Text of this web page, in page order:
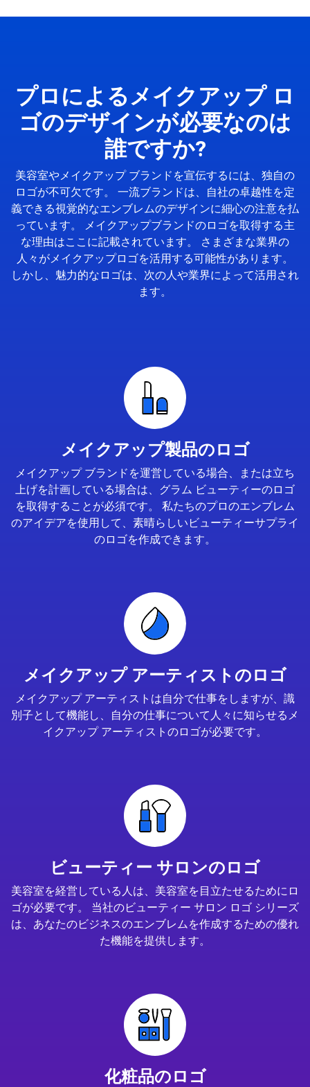
プロによるメイクアップ ロ
ゴのデザインが必要なのは
誰ですか?
美容室やメイクアップ ブランドを宣伝するには、独自の
ロゴが不可欠です。 一流ブランドは、自社の卓越性を定
義できる視覚的なエンブレムのデザインに細心の注意を払
っています。 メイクアップブランドのロゴを取得する主
な理由はここに記載されています。 さまざまな業界の
人々がメイクアップロゴを活用する可能性があります。
しかし、魅力的なロゴは、次の人や業界によって活用され
ます。
メイクアップ製品のロゴ
メイクアップ ブランドを運営している場合、または立ち
上げを計画している場合は、グラム ビューティーのロゴ
を取得することが必須です。 私たちのプロのエンブレム
のアイデアを使用して、素晴らしいビューティーサプライ
のロゴを作成できます。
メイクアップ アーティストのロゴ
メイクアップ アーティストは自分で仕事をしますが、識
別子として機能し、自分の仕事について人々に知らせるメ
イクアップ アーティストのロゴが必要です。
ビューティー サロンのロゴ
美容室を経営している人は、美容室を目立たせるためにロ
ゴが必要です。 当社のビューティー サロン ロゴ シリーズ
は、あなたのビジネスのエンブレムを作成するための優れ
た機能を提供します。
化粧品のロゴ